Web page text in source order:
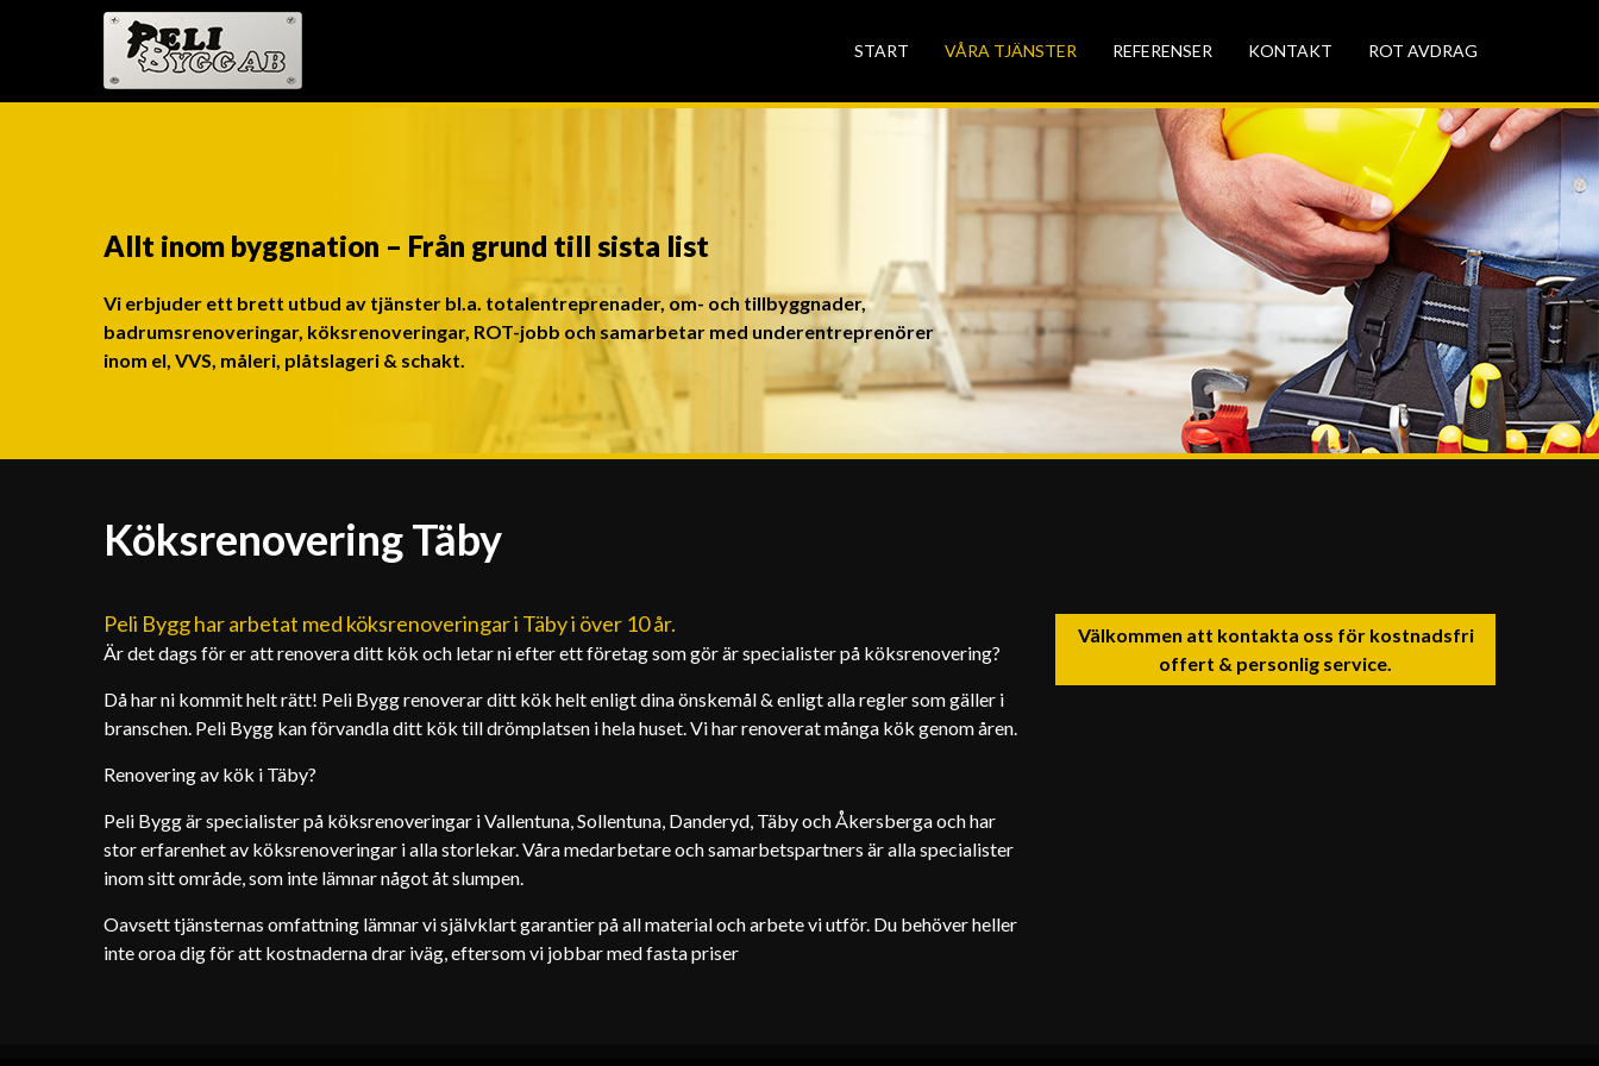
START VÅRA TJÄNSTER REFERENSER KONTAKT ROT AVDRAG
Allt inom byggnation – Från grund till sista list
Vi erbjuder ett brett utbud av tjänster bl.a. totalentreprenader, om- och tillbyggnader,
badrumsrenoveringar, köksrenoveringar, ROT-jobb och samarbetar med underentreprenörer
inom el, VVS, måleri, plåtslageri & schakt.
Köksrenovering Täby
Peli Bygg har arbetat med köksrenoveringar i Täby i över 10 år.
Är det dags för er att renovera ditt kök och letar ni efter ett företag som gör är specialister på köksrenovering?
Då har ni kommit helt rätt! Peli Bygg renoverar ditt kök helt enligt dina önskemål & enligt alla regler som gäller i
branschen. Peli Bygg kan förvandla ditt kök till drömplatsen i hela huset. Vi har renoverat många kök genom åren.
Renovering av kök i Täby?
Peli Bygg är specialister på köksrenoveringar i Vallentuna, Sollentuna, Danderyd, Täby och Åkersberga och har
stor erfarenhet av köksrenoveringar i alla storlekar. Våra medarbetare och samarbetspartners är alla specialister
inom sitt område, som inte lämnar något åt slumpen.
Oavsett tjänsternas omfattning lämnar vi självklart garantier på all material och arbete vi utför. Du behöver heller
inte oroa dig för att kostnaderna drar iväg, eftersom vi jobbar med fasta priser
Välkommen att kontakta oss för kostnadsfri
offert & personlig service.